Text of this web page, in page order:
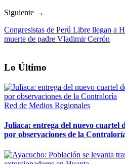
Siguiente →
Congresistas de Perú Libre llegan a
muerte de padre Vladimir Cerrón
Lo Último
Red de Medios Regionales
Juliaca: entrega del nuevo cuartel
por observaciones de la